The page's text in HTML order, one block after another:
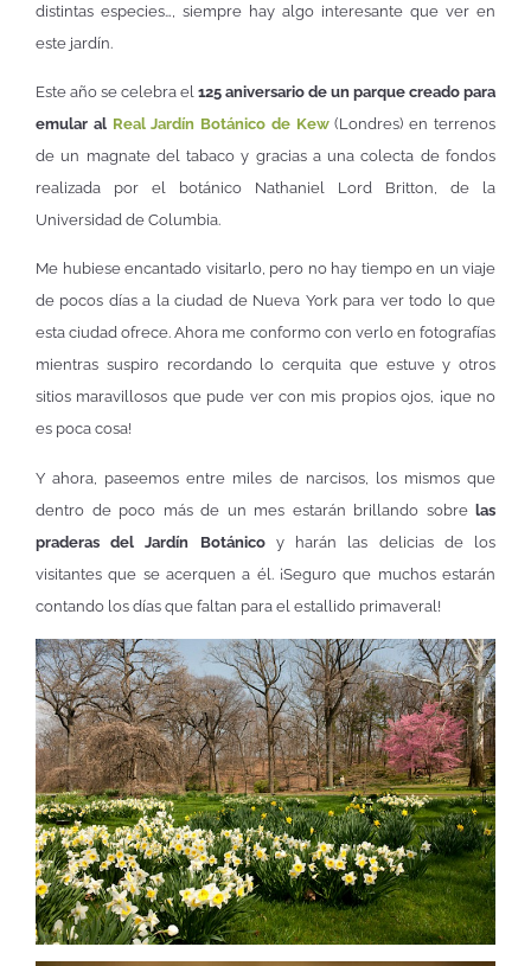
distintas especies…, siempre hay algo interesante que ver en
este jardín.
Este año se celebra el 125 aniversario de un parque creado para
emular al Real Jardín Botánico de Kew(Londres) en terrenos
de un magnate del tabaco y gracias a una colecta de fondos
realizada por el botánico Nathaniel Lord Britton, de la
Universidad de Columbia.
Me hubiese encantado visitarlo, pero no hay tiempo en un viaje
de pocos días a la ciudad de Nueva York para ver todo lo que
esta ciudad ofrece. Ahora me conformo con verlo en fotografías
mientras suspiro recordando lo cerquita que estuve y otros
sitios maravillosos que pude ver con mis propios ojos, ¡que no
es poca cosa!
Y ahora, paseemos entre miles de narcisos, los mismos que
dentro de poco más de un mes estarán brillando sobrelas
praderas del Jardín Botánicoy harán las delicias de los
visitantes que se acerquen a él. ¡Seguro que muchos estarán
contando los días que faltan para el estallido primaveral!